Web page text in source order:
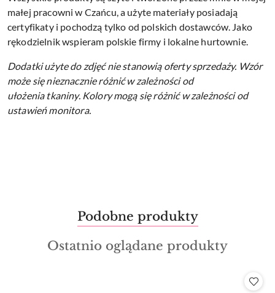
małej pracowni w Czańcu, a użyte materiały posiadają
certyfikaty i pochodzą tylko od polskich dostawców. Jako
rękodzielnik wspieram polskie firmy i lokalne hurtownie.
Dodatki użyte do zdjęć nie stanowią oferty sprzedaży. Wzór
może się nieznacznie różnić w zależności od
ułożenia tkaniny. Kolory mogą się różnić w zależności od
ustawień monitora.
Pomiń karuzelę produktów
Produkty
o
statusie:
Podobne produkty
Produkty
Ostatnio oglądane produkty